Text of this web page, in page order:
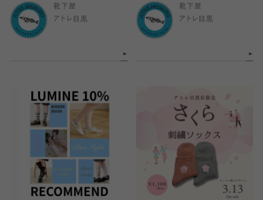
靴下屋
アトレ目黒
靴下屋
アトレ目黒